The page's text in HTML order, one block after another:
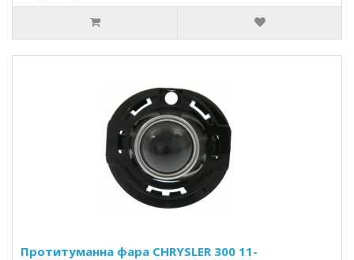
Протитуманна фара CHRYSLER 300 11-